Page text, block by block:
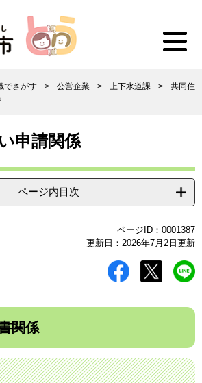
でさがす > 公営企業 > 上下水道課 >
共同住
申請関係
ページ内目次
ページID：0001387
更新日：2026年7月2日更新
関係